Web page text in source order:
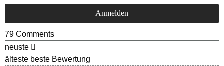
79 Comments
neuste
älteste beste Bewertung